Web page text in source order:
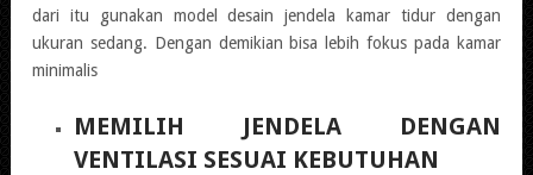
dari itu gunakan model desain jendela kamar tidur dengan
ukuran sedang. Dengan demikian bisa lebih fokus pada kamar
minimalis
MEMILIH JENDELA DENGAN
VENTILASI SESUAI KEBUTUHAN